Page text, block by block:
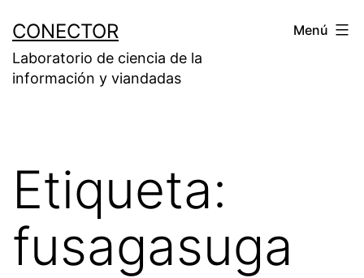
contenido
CONECTOR
Laboratorio de ciencia de la
información y viandadas
Menú
Etiqueta:
fusagasuga